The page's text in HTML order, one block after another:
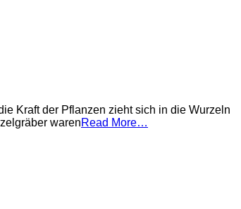
Kraft der Pflanzen zieht sich in die Wurzeln
warenRead More…